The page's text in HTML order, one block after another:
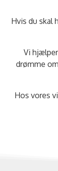
Hvis du skal
Vi
drømme
Hos vores